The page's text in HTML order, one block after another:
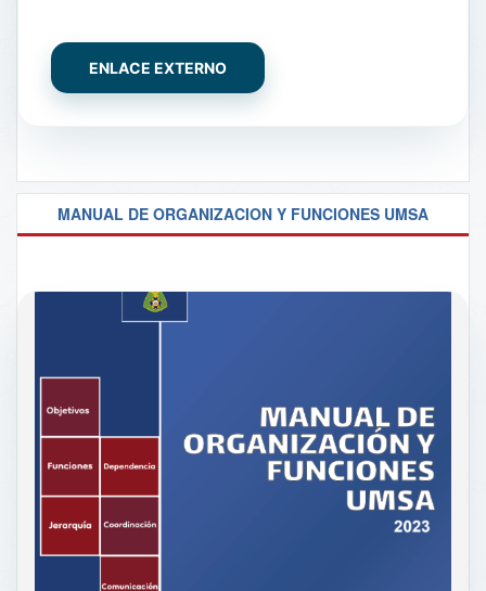
ENLACE EXTERNO
MANUAL DE ORGANIZACION Y FUNCIONES UMSA